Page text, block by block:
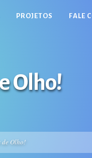
PROJETOS FALE
Olho!
de Olho!